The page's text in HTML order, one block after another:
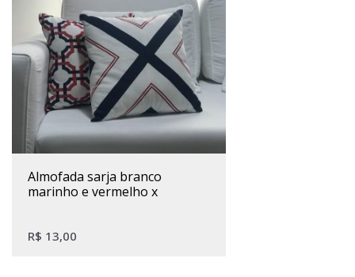
almofada sarja branco
marinho e vermelho x
R$ 13,00